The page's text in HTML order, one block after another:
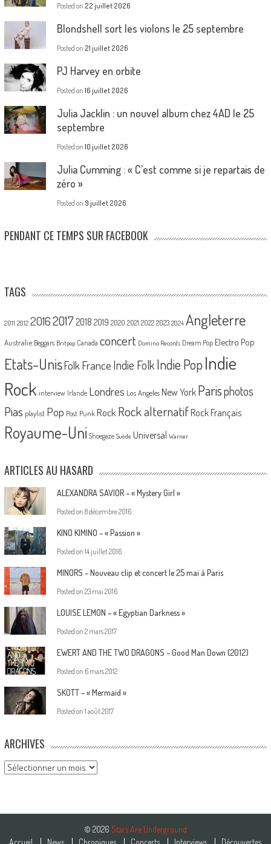
Posted on 22 juillet 2026
Blondshell sort les violons le 25 septembre
Posted on 21 juillet 2026
PJ Harvey en orbite
Posted on 16 juillet 2026
Julia Jacklin : un nouvel album chez 4AD le 25
septembre
Posted on 10 juillet 2026
Julia Cumming : « C’est comme si je repartais de
zéro »
Posted on 9 juillet 2026
PENDANT CE TEMPS SUR FACEBOOK
TAGS
2011 2012 20162017 2018 2019 2020 2021 2022 2023 2024 Angleterre
Australie Beggars Britpop Canada concert Domino Records Dream Pop Electro Pop
Etats-UnisFolk France Indie Folk Indie PopIndie
Rock interview Irlande Londres Los Angeles New York Parisphotos
Pias playlist Pop Post Punk Rock Rock alternatif Rock Français
Royaume-Uni Shoegaze Suède Universal Warner
ARTICLES AU HASARD
ALEXANDRA SAVIOR – « Mystery Girl »
Posted on 8 décembre 2016
KINO KIMINO – « Passion »
Posted on 14 juillet 2016
MINORS – Nouveau clip et concert le 25 mai à Paris
Posted on 23 mai 2016
LOUISE LEMON – « Egyptian Darkness »
Posted on 2 mars 2017
EWERT AND THE TWO DRAGONS – Good Man Down (2012)
Posted on 6 mars 2012
SKOTT – « Mermaid »
Posted on 1 août 2017
ARCHIVES
Archives
© 2026 Stars Are Underground